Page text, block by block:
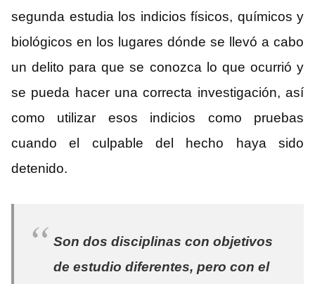
segunda estudia los indicios físicos, químicos y
biológicos en los lugares dónde se llevó a cabo
un delito para que se conozca lo que ocurrió y
se pueda hacer una correcta investigación, así
como utilizar esos indicios como pruebas
cuando el culpable del hecho haya sido
detenido.
Son dos disciplinas con objetivos
de estudio diferentes, pero con el